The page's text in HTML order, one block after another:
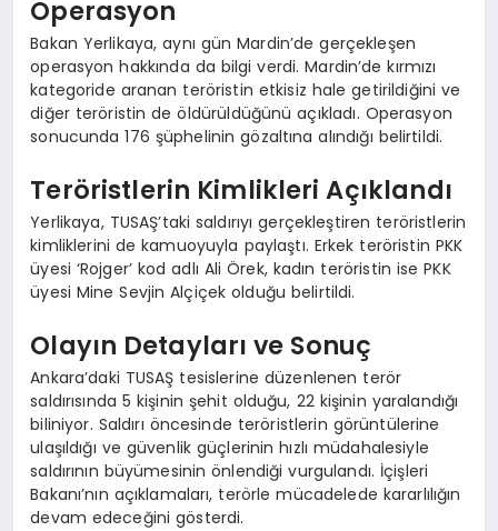
Operasyon
Bakan Yerlikaya, aynı gün Mardin’de gerçekleşen
operasyon hakkında da bilgi verdi. Mardin’de kırmızı
kategoride aranan teröristin etkisiz hale getirildiğini ve
diğer teröristin de öldürüldüğünü açıkladı. Operasyon
sonucunda 176 şüphelinin gözaltına alındığı belirtildi.
Teröristlerin Kimlikleri Açıklandı
Yerlikaya, TUSAŞ’taki saldırıyı gerçekleştiren teröristlerin
kimliklerini de kamuoyuyla paylaştı. Erkek teröristin PKK
üyesi ‘Rojger’ kod adlı Ali Örek, kadın teröristin ise PKK
üyesi Mine Sevjin Alçiçek olduğu belirtildi.
Olayın Detayları ve Sonuç
Ankara’daki TUSAŞ tesislerine düzenlenen terör
saldırısında 5 kişinin şehit olduğu, 22 kişinin yaralandığı
biliniyor. Saldırı öncesinde teröristlerin görüntülerine
ulaşıldığı ve güvenlik güçlerinin hızlı müdahalesiyle
saldırının büyümesinin önlendiği vurgulandı. İçişleri
Bakanı’nın açıklamaları, terörle mücadelede kararlılığın
devam edeceğini gösterdi.